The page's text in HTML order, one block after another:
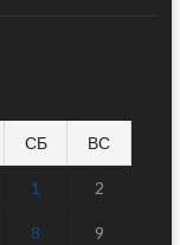
СБ ВС
1 2
8 9